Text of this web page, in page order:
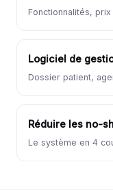
Fonctionnalités,
Logiciel de
Dossier patient,
Réduire les no-
Le système en 4